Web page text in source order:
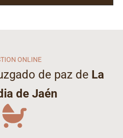
ONLINE
de paz de La
de Jaén